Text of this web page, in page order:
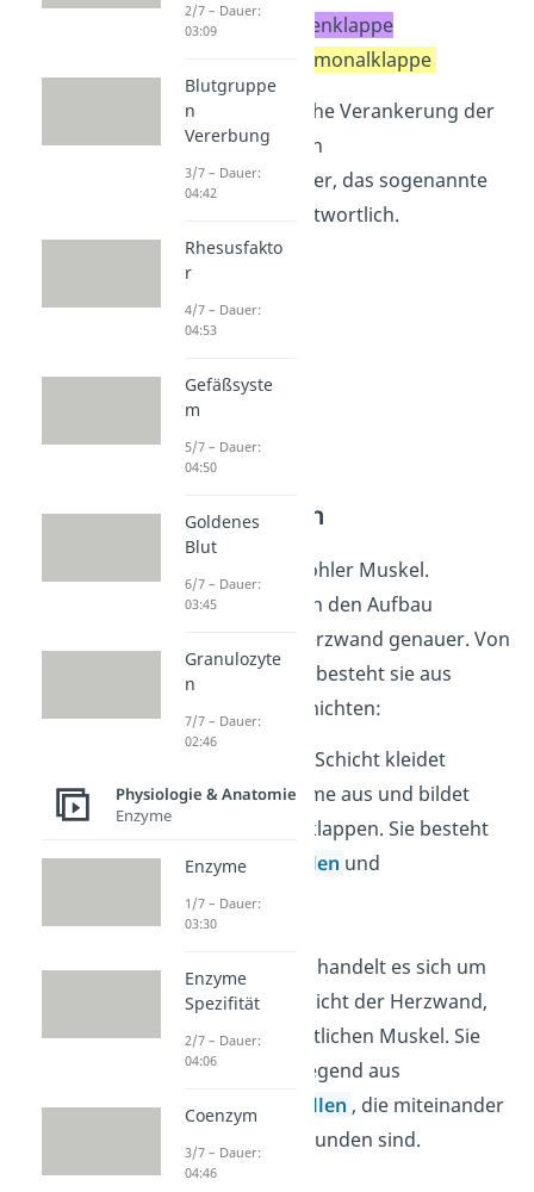
links:
Aortenklappe
Pulmonalklappe
Für die mechanische Verankerung der
Herzklappen ist ein
Bindegewebskörper, das sogenannte
Herzskelett, verantwortlich.
Herzschichten
Das Herz ist ein hohler Muskel.
Betrachten wir nun den Aufbau
(Anatomie) der Herzwand genauer. Von
innen nach außen besteht sie aus
folgenden drei Schichten:
Die Schicht kleidet
Herzinnenräume aus und bildet
auch die Herzklappen. Sie besteht
ausEpithelzellen und
Bindegewebe.
Myokard:
Hier handelt es sich um
die dickste Schicht der Herzwand,
also den eigentlichen Muskel. Sie
besteht vorwiegend aus
Herzmuskelzellen , die miteinander
zu Fasern verbunden sind.
2/7 – Dauer:
03:09
Blutgruppe
n
Vererbung
3/7 – Dauer:
04:42
Rhesusfakto
r
4/7 – Dauer:
04:53
Gefäßsyste
m
5/7 – Dauer:
04:50
Goldenes
Blut
6/7 – Dauer:
03:45
Granulozyte
n
7/7 – Dauer:
02:46
Physiologie & Anatomie
Enzyme
Enzyme
1/7 – Dauer:
03:30
Enzyme
Spezifität
2/7 – Dauer:
04:06
Coenzym
3/7 – Dauer:
04:46